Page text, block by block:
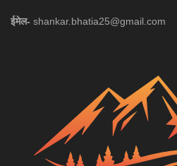
ईमेल- shankar.bhatia25@gmail.com